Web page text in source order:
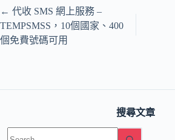
← 代收 SMS 網上服務 –
TEMPSMSS，10個國家、400
個免費號碼可用
搜尋文章